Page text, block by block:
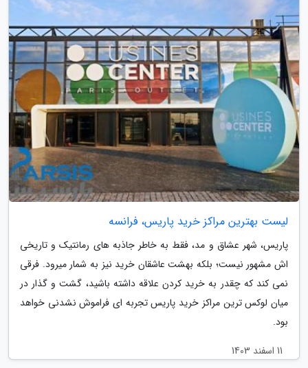
لیست بهترین مراکز خرید پاریس، فرانسه
پاریس، شهر عشاق و مد، فقط به خاطر جاذبه های رمانتیک و تاریخی
اش مشهور نیست؛ بلکه بهشت عاشقان خرید نیز به شمار میرود. فرقی
نمی کند که چقدر به خرید کردن علاقه داشته باشید، گشت و گذار در
میان لوکس ترین مراکز خرید پاریس تجربه ای فراموش نشدنی خواهد
بود.
11 اسفند 1403